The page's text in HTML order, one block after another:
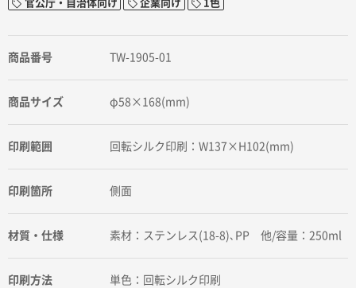
官公庁・自治体向け
企業向け 1色
商品番号 TW-1905-01
商品サイズ φ58×168(mm)
印刷範囲 回転シルク印刷：W137×H102(mm)
印刷箇所 側面
材質・仕様 素材：ステンレス(18-8)､PP 他/容量：250ml
印刷方法 単色：回転シルク印刷